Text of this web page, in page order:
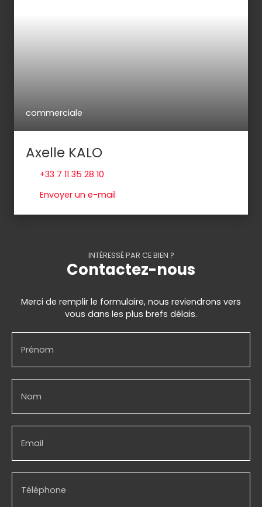
commerciale
Axelle KALO
+33 7 11 35 28 10
Envoyer un e-mail
INTÉRESSÉ PAR CE BIEN ?
Contactez-nous
Merci de remplir le formulaire, nous reviendrons vers
vous dans les plus brefs délais.
Prénom
Nom
Email
Téléphone